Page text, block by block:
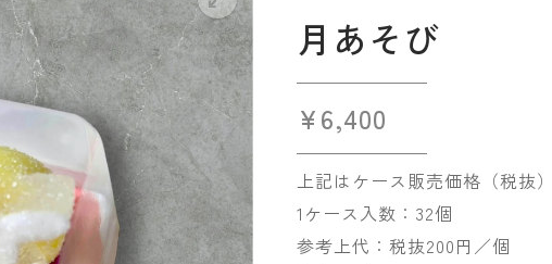
月あそび
¥6,400
上記はケース販売価格（税抜）
1ケース入数：32個
参考上代：税抜200円／個